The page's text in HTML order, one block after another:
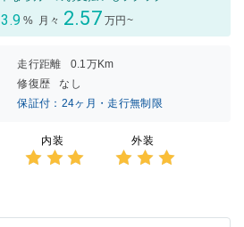
3.9 % 月々 2.57 万円~
走行距離
0.1万Km
修復歴
なし
保証付：24ヶ月・走行無制限
内装 外装